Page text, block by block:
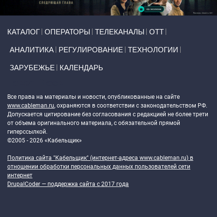
КАТАЛОГ ОПЕРАТОРЫ ТЕЛЕКАНАЛЫ ОТТ
АНАЛИТИКА РЕГУЛИРОВАНИЕ ТЕХНОЛОГИИ
ЗАРУБЕЖЬЕ КАЛЕНДАРЬ
Все права на материалы и новости, опубликованные на сайте
www.cableman.ru, охраняются в соответствии с законодательством РФ.
Допускается цитирование без согласования с редакцией не более трети
от объема оригинального материала, с обязательной прямой
гиперссылкой.
©2005 - 2026 «Кабельщик»
Политика сайта "Кабельщик" (интернет-адреса www.cableman.ru) в
отношении обработки персональных данных пользователей сети
интернет
DrupalCoder — поддержка сайта c 2017 года